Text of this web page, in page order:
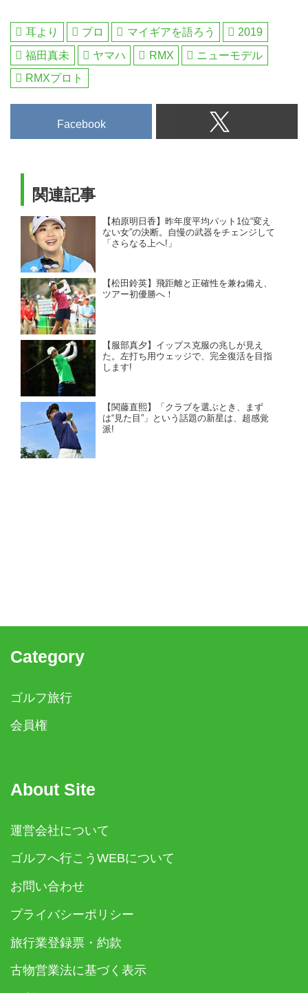
耳より プロ マイギアを語ろう
2019
福田真未
ヤマハ RMX
ニューモデル
RMXプロト
Facebook
関連記事
【柏原明日香】昨年度平均パット1位“変え
ない女”の決断。自慢の武器をチェンジして
「さらなる上へ!」
【松田鈴英】飛距離と正確性を兼ね備え、
ツアー初優勝へ！
【服部真夕】イップス克服の兆しが見え
た。左打ち用ウェッジで、完全復活を目指
します!
【関藤直熙】「クラブを選ぶとき、まず
は“見た目”」という話題の新星は、超感覚
派!
Category
ゴルフ旅行
会員権
About Site
運営会社について
ゴルフへ行こうWEBについて
お問い合わせ
プライバシーポリシー
旅行業登録票・約款
古物営業法に基づく表示